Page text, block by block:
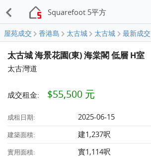
Squarefoot 5平方
屋苑成交 香港島 太古城 太古城 最新成交
太古城 海景花園(東) 海棠閣 低層 H室
太古灣道
成交租金: $55,500 元
成租日期: 2025-06-15
建築面積: 建1,237呎
實用面積: 實1,114呎